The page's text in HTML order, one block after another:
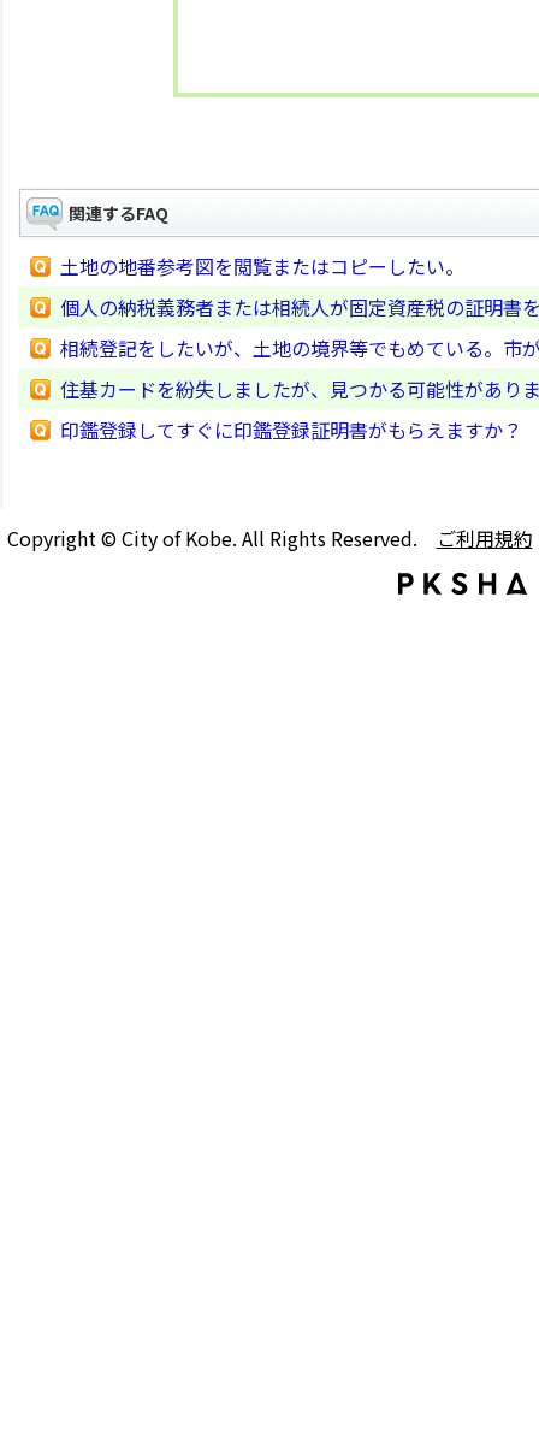
関連するFAQ
土地の地番参考図を閲覧またはコピーしたい。
個人の納税義務者または相続人が固定資産税の証明書
相続登記をしたいが、土地の境界等でもめている。市
住基カードを紛失しましたが、見つかる可能性があり
印鑑登録してすぐに印鑑登録証明書がもらえますか？
Copyright © City of Kobe. All Rights Reserved. ご利用規約